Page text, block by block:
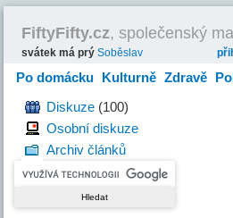
FiftyFifty.cz, společenský
svátek má prýSoběslav
Po domácku Kulturně Zdravě
HravěDiskuze (100)
Osobní diskuze
Archiv článků